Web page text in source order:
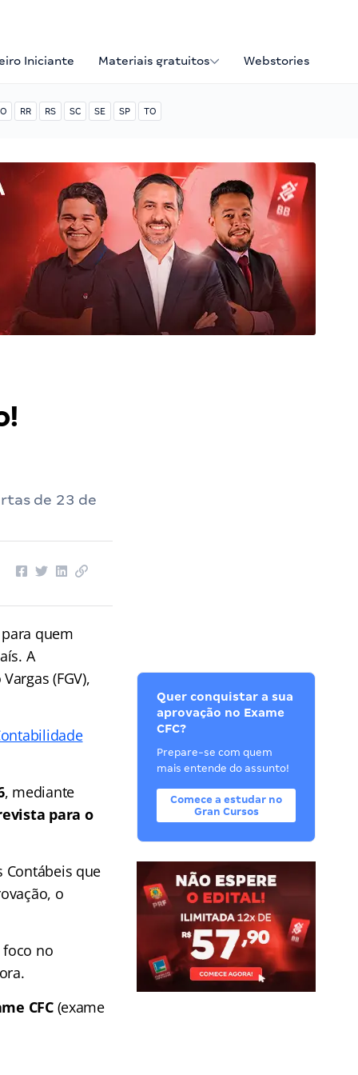
Iniciante Materiais gratuitos Webstories
RR RS SC SE SP TO
de 23 de
quem
A
(FGV),
, mediante
para o
Contábeis que
o
foco no
CFC (exame
Quer conquistar a sua
aprovação no Exame
CFC?
Prepare-se com quem
mais entende do assunto!
Comece a estudar no
Gran Cursos